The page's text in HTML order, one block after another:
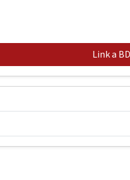
Link a